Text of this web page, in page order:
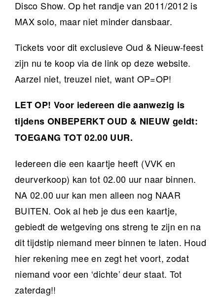
Disco Show. Op het randje van 2011/2012 is
MAX solo, maar niet minder dansbaar.
Tickets voor dit exclusieve Oud & Nieuw-feest
zijn nu te koop via de link op deze website.
Aarzel niet, treuzel niet, want OP=OP!
LET OP! Voor iedereen die aanwezig is
tijdens ONBEPERKT OUD & NIEUW geldt:
TOEGANG TOT 02.00 UUR.
Iedereen die een kaartje heeft (VVK en
deurverkoop) kan tot 02.00 uur naar binnen.
NA 02.00 uur kan men alleen nog NAAR
BUITEN. Ook al heb je dus een kaartje,
gebiedt de wetgeving ons streng te zijn en na
dit tijdstip niemand meer binnen te laten. Houd
hier rekening mee en zegt het voort, zodat
niemand voor een ‘dichte’ deur staat. Tot
zaterdag!!